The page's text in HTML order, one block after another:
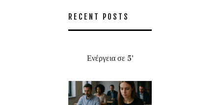
RECENT POSTS
Ενέργεια σε 5’